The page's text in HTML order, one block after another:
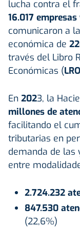
lucha contra el
16.017
comunicaron a
económica de
través del Libro
Económicas (
En 2023, la
millones de
facilitando el
tributarias en
demanda de las
entre
2.724.232
847.530
(22,6%)